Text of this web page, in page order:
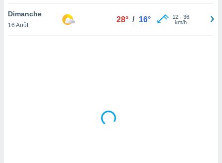
de
Dimanche
16 Août
28° / 16° 12- 36
km/h